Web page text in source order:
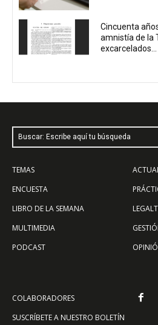
Cincuenta
amnistía de la
excarcelados...
Buscar: Escribe aquí tu búsqueda
TEMAS
ENCUESTA
LIBRO DE LA SEMANA
MULTIMEDIA
PODCAST
COLABORADORES
SUSCRÍBETE A NUESTRO BOLETÍN